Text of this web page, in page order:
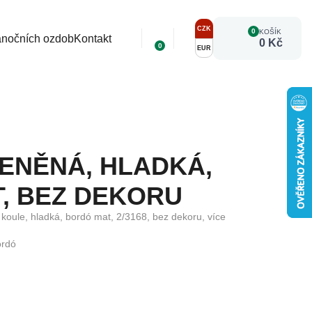
ozdobKontakt
0
CZK
EUR
0 KOŠÍK
0 Kč
HLADKÁ,
BEZ DEKORU
hladká, bordó mat, 2/3168, bez dekoru, více